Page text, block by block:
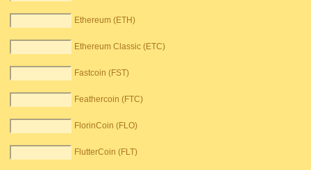
Ethereum (ETH)
Ethereum Classic (ETC)
Fastcoin (FST)
Feathercoin (FTC)
FlorinCoin (FLO)
FlutterCoin (FLT)